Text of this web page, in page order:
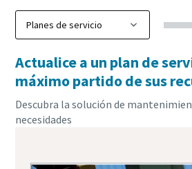
Actualice a un plan de
máximo partido de sus
Descubra la solución de
necesidades